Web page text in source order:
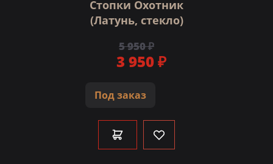
Стопки Охотник
(Латунь, стекло)
Под заказ
5 950 ₽
3 950 ₽